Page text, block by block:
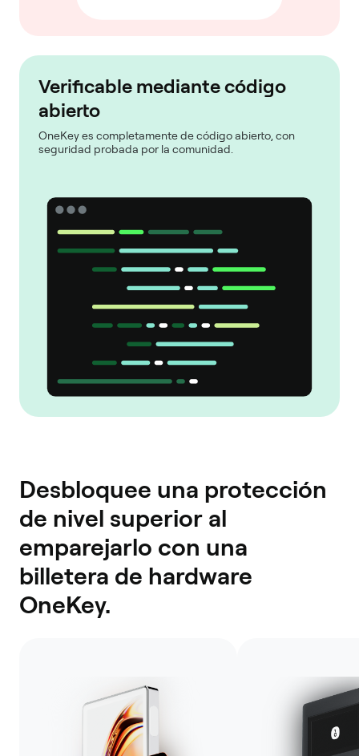
Verificable mediante código
abierto
OneKey es completamente de código abierto, con
seguridad probada por la comunidad.
Desbloquee una protección
de nivel superior al
emparejarlo con una
billetera de hardware
OneKey.